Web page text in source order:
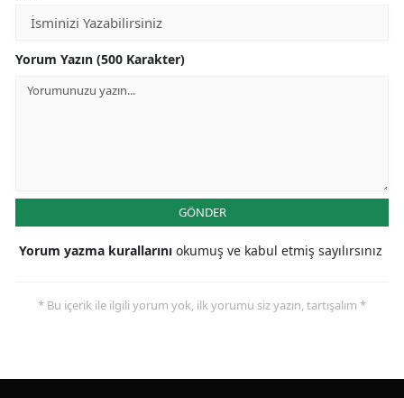
Yorum Yazın (500 Karakter)
GÖNDER
Yorum yazma kurallarını okumuş ve kabul etmiş sayılırsınız
* Bu içerik ile ilgili yorum yok, ilk yorumu siz yazın, tartışalım *